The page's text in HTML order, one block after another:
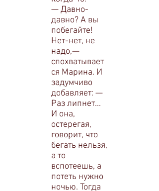
— Давно-
давно? А вы
побегайте!
Нет-нет, не
надо,—
спохватывает
ся Марина. И
задумчиво
добав­ляет: —
Раз липнет...
И она,
остерегая,
говорит, что
бегать нельзя,
а то
вспотеешь, а
потеть нужно
ночью. Тогда